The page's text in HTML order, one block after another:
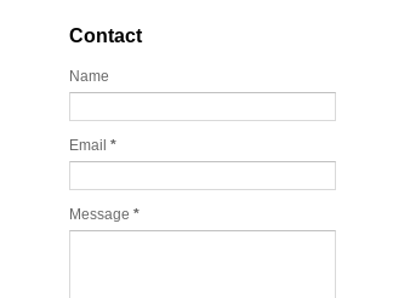
Contact
Name
Email *
Message *